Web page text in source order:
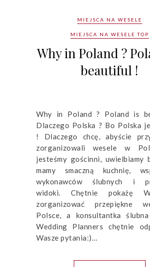
MIEJSCA NA WESELE
MIEJSCA NA WESELE TOP
Why in Poland ?
beautiful !
Why in Poland ? Poland is
Dlaczego Polska ? Bo Polska
! Dlaczego chcę, abyście
zorganizowali wesele w
jesteśmy gościnni, uwielbiamy
mamy smaczną kuchnię,
wykonawców ślubnych i
widoki. Chętnie pokażę
zorganizować przepiękne
Polsce, a konsultantka ślubna
Wedding Planners chętnie
Wasze pytania:)…